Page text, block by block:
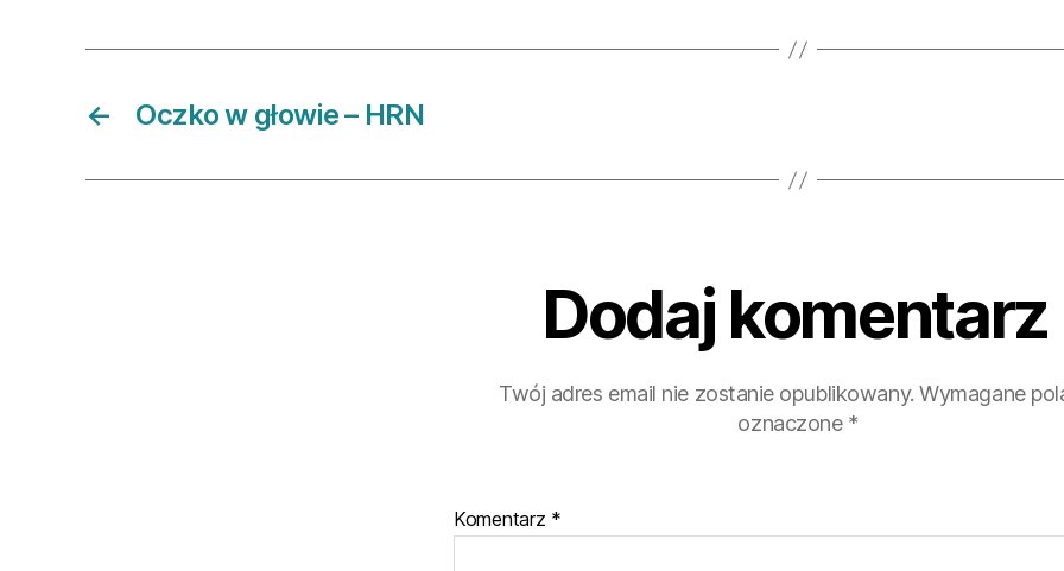
← Oczko w głowie – HRN
Dodaj komentarz
Twój adres email nie zostanie opublikowany. Wymagane
oznaczone *
Komentarz *